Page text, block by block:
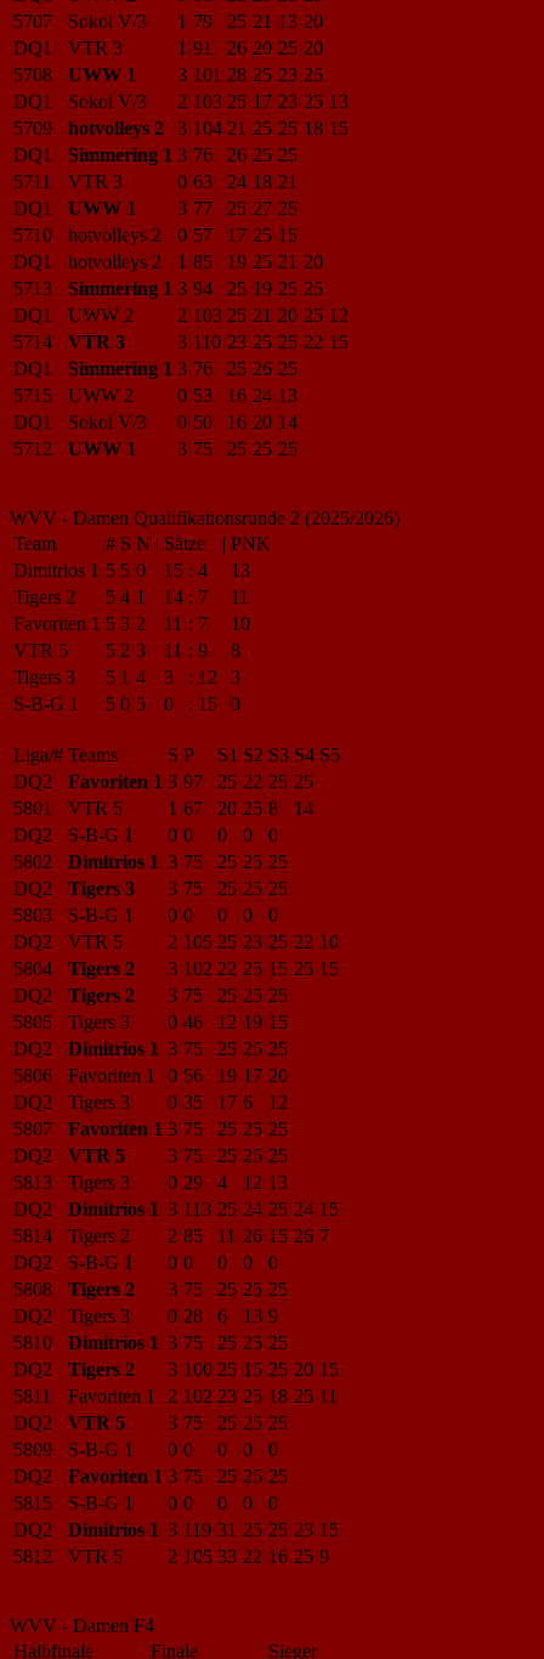
5707
Sokol V/3 1 79 25 21 13 20
DQ1
VTR 3 1 91 26 20 25 20
5708
UWW 1 3 101 28 25 23 25
DQ1
Sokol V/3 2 103 25 17 23 25 13
5709
hotvolleys 2 3 104 21 25 25 18 15
DQ1
Simmering 1 3 76 26 25 25
5711
VTR 3 0 63 24 18 21
DQ1
UWW 1 3 77 25 27 25
5710
hotvolleys 2 0 57 17 25 15
DQ1
hotvolleys 2 1 85 19 25 21 20
5713
Simmering 1 3 94 25 19 25 25
DQ1
UWW 2 2 103 25 21 20 25 12
5714
VTR 3 3 110 23 25 25 22 15
DQ1
Simmering 1 3 76 25 26 25
5715
UWW 2 0 53 16 24 13
DQ1
Sokol V/3 0 50 16 20 14
5712
UWW 1 3 75 25 25 25
WVV - Damen Qualifikationsrunde 2 (2025/2026)
Team
# S N | Sätze | PNK
Dimitrios 1 5 5 0 15 : 4
13
Tigers 2
5 4 1 14 : 7
11
Favoriten 1 5 3 2 11 : 7
10
VTR 5
5 2 3 11 : 9
8
Tigers 3
5 1 4 3 : 12
3
S-B-G 1
5 0 5 0 : 15 0
Liga/# Teams S P S1 S2 S3 S4 S5
DQ2
Favoriten 1 3 97 25 22 25 25
5801
VTR 5 1 67 20 25 8
14
DQ2
S-B-G 1 0 0 0 0
0
5802
Dimitrios 1 3 75 25 25 25
DQ2
Tigers 3 3 75 25 25 25
5803
S-B-G 1 0 0 0 0
0
DQ2
VTR 5 2 105 25 23 25 22 10
5804
Tigers 2 3 102 22 25 15 25 15
DQ2
Tigers 2 3 75 25 25 25
5805
Tigers 3 0 46 12 19 15
DQ2
Dimitrios 1 3 75 25 25 25
5806
Favoriten 1 0 56 19 17 20
DQ2
Tigers 3 0 35 17 6
12
5807
Favoriten 1 3 75 25 25 25
DQ2
VTR 5 3 75 25 25 25
5813
Tigers 3 0 29 4 12 13
DQ2
Dimitrios 1 3 113 25 24 25 24 15
5814
Tigers 2 2 85 11 26 15 26 7
DQ2
S-B-G 1 0 0 0 0
0
5808
Tigers 2 3 75 25 25 25
DQ2
Tigers 3 0 28 6 13 9
5810
Dimitrios 1 3 75 25 25 25
DQ2
Tigers 2 3 100 25 15 25 20 15
5811
Favoriten 1 2 102 23 25 18 25 11
DQ2
VTR 5 3 75 25 25 25
5809
S-B-G 1 0 0 0 0
0
DQ2
Favoriten 1 3 75 25 25 25
5815
S-B-G 1 0 0 0 0
0
DQ2
Dimitrios 1 3 119 31 25 25 23 15
5812
VTR 5 2 105 33 22 16 25 9
WVV - Damen F4
Halbfinale
Finale
Sieger